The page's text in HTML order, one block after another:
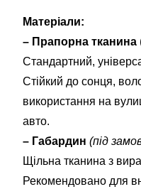
Матеріали:
– Прапорна тканина
Стандартний,
Стійкий до сонця,
використання на
авто.
– Габардин (під
Щільна тканина з
Рекомендовано для